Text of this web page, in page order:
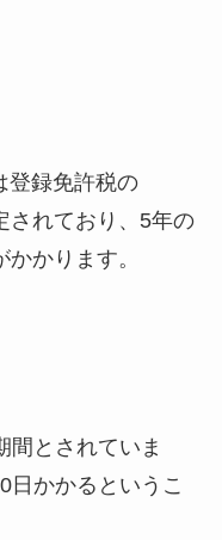
登録免許税の
されており、5年の
かります。
間とされていま
日かかるというこ